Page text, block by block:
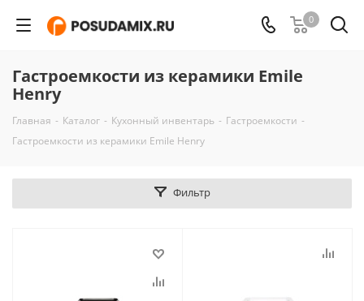
0
Гастроемкости из керамики Emile
Henry
Главная - Каталог - Кухонный инвентарь - Гастроемкости -
Гастроемкости из керамики Emile Henry
Фильтр